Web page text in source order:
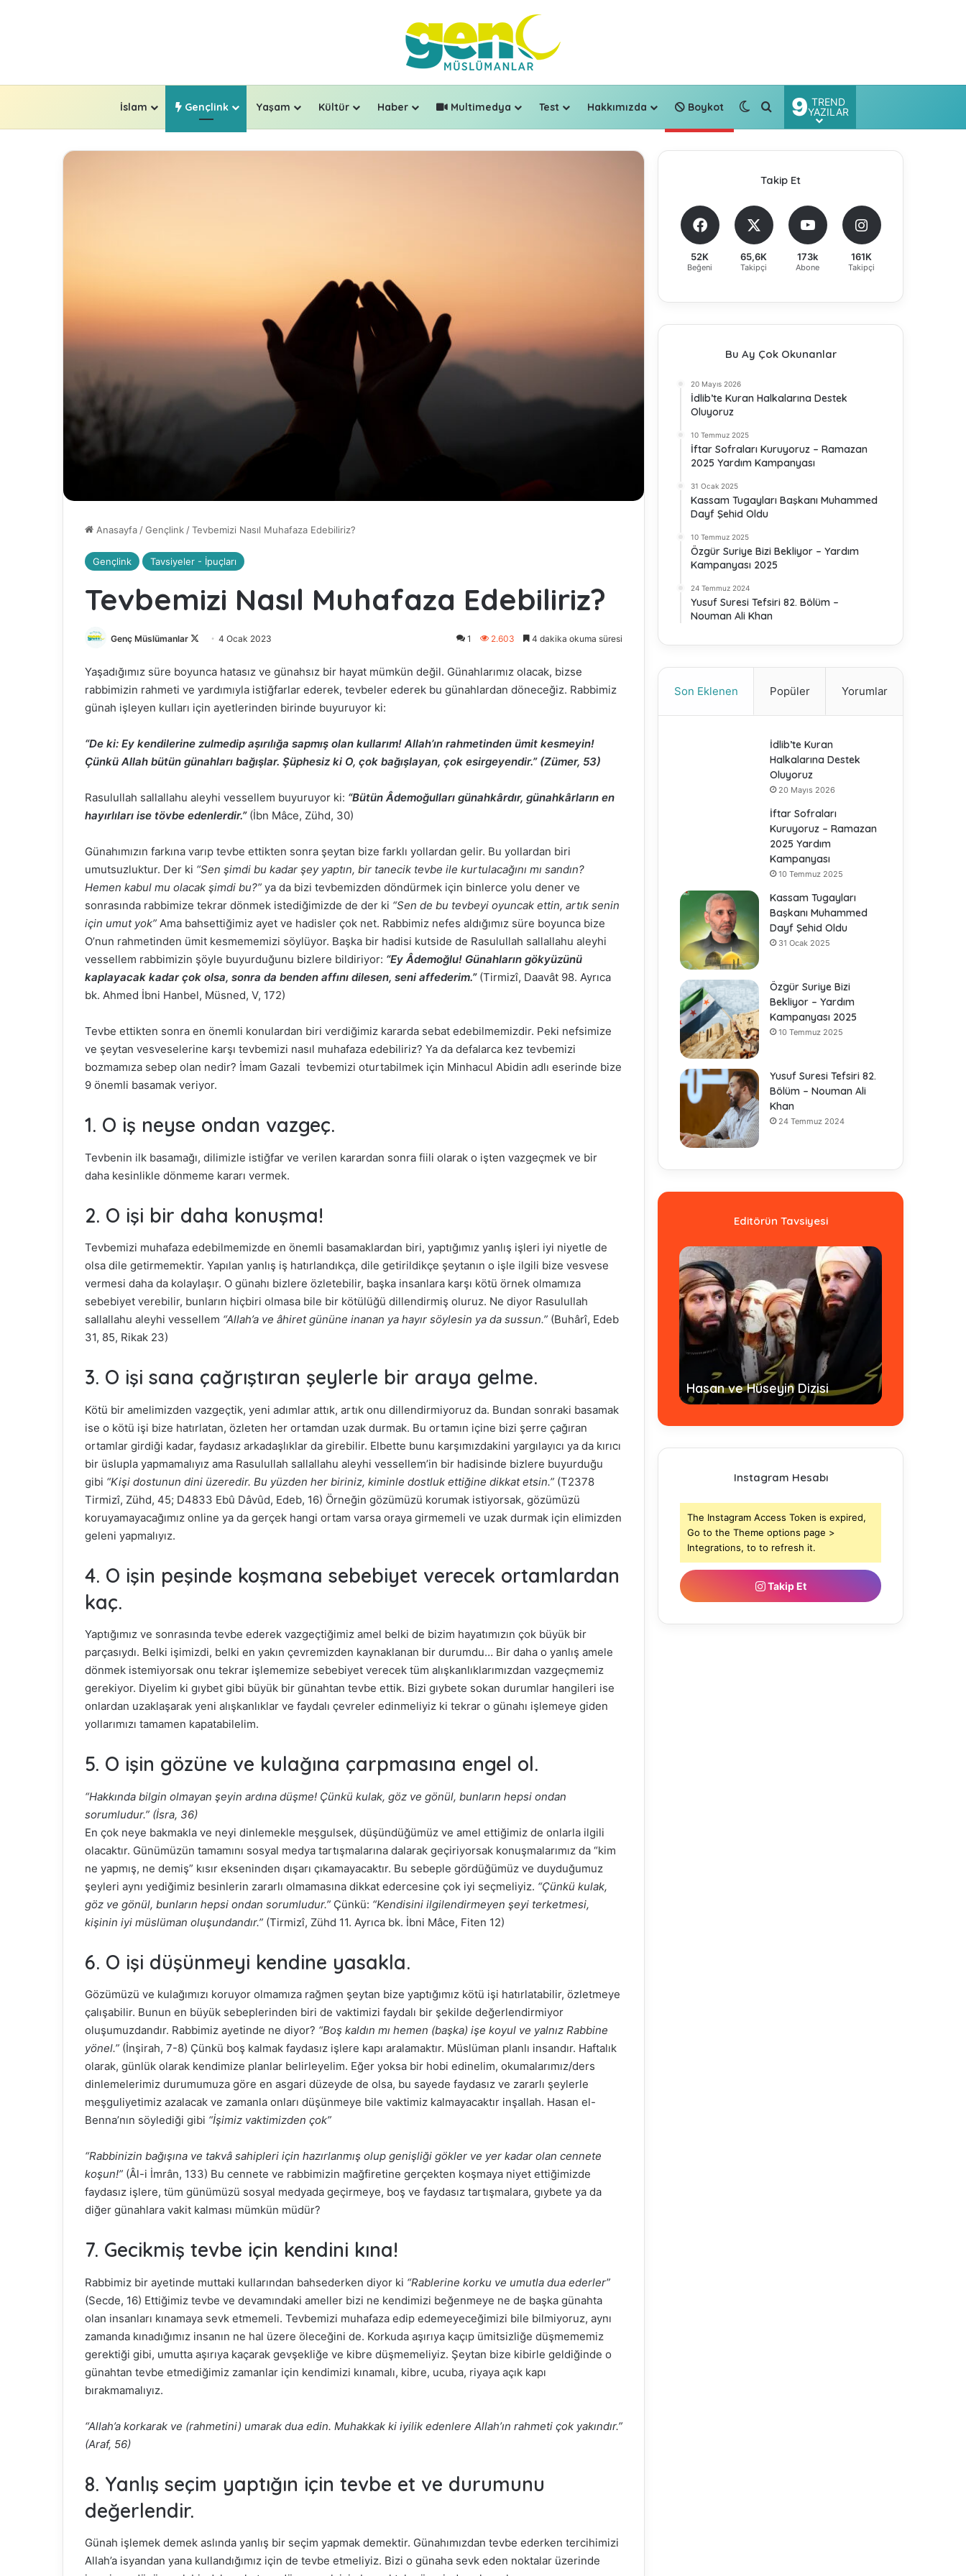
İslam Gençlink Yaşam Kültür Haber Multimedya Test Hakkımızda Boykot Dış görünümü değiştir
Arama yap ...
9 TREND
YAZILAR
Anasayfa /Gençlink /Tevbemizi Nasıl Muhafaza Edebiliriz?
Gençlink Tavsiyeler - İpuçları
Tevbemizi Nasıl Muhafaza Edebiliriz?
Genç Müslümanlar
l
l
o
o
n
4 Ocak 2023 1 2.603 4 dakika okuma süresi
Yaşadığımız süre boyunca hatasız ve günahsız bir hayat mümkün değil. Günahlarımız olacak, bizse
rabbimizin rahmeti ve yardımıyla istiğfarlar ederek, tevbeler ederek bu günahlardan döneceğiz. Rabbimiz
günah işleyen kulları için ayetlerinden birinde buyuruyor ki:
“De ki: Ey kendilerine zulmedip aşırılığa sapmış olan kullarım! Allah’ın rahmetinden ümit kesmeyin!
Çünkü Allah bütün günahları bağışlar. Şüphesiz ki O, çok bağışlayan, çok esirgeyendir.” (Zümer, 53)
Rasulullah sallallahu aleyhi vessellem buyuruyor ki: “Bütün Âdemoğulları günahkârdır, günahkârların en
hayırlıları ise tövbe edenlerdir.” (İbn Mâce, Zühd, 30)
Günahımızın farkına varıp tevbe ettikten sonra şeytan bize farklı yollardan gelir. Bu yollardan biri
umutsuzluktur. Der ki “Sen şimdi bu kadar şey yaptın, bir tanecik tevbe ile kurtulacağını mı sandın?
Hemen kabul mu olacak şimdi bu?” ya da bizi tevbemizden döndürmek için binlerce yolu dener ve
sonrasında rabbimize tekrar dönmek istediğimizde de der ki “Sen de bu tevbeyi oyuncak ettin, artık senin
için umut yok” Ama bahsettiğimiz ayet ve hadisler çok net. Rabbimiz nefes aldığımız süre boyunca bize
O’nun rahmetinden ümit kesmememizi söylüyor. Başka bir hadisi kutside de Rasulullah sallallahu aleyhi
vessellem rabbimizin şöyle buyurduğunu bizlere bildiriyor: “Ey Âdemoğlu! Günahların gökyüzünü
kaplayacak kadar çok olsa, sonra da benden affını dilesen, seni affederim.”(Tirmizî, Daavât 98. Ayrıca
bk. Ahmed İbni Hanbel, Müsned, V, 172)
Tevbe ettikten sonra en önemli konulardan biri verdiğimiz kararda sebat edebilmemizdir. Peki nefsimize
ve şeytan vesveselerine karşı tevbemizi nasıl muhafaza edebiliriz? Ya da defalarca kez tevbemizi
bozmamıza sebep olan nedir? İmam Gazali tevbemizi oturtabilmek için Minhacul Abidin adlı eserinde bize
9 önemli basamak veriyor.
1. O iş neyse ondan vazgeç.
Tevbenin ilk basamağı, dilimizle istiğfar ve verilen karardan sonra fiili olarak o işten vazgeçmek ve bir
daha kesinlikle dönmeme kararı vermek.
2. O işi bir daha konuşma!
Tevbemizi muhafaza edebilmemizde en önemli basamaklardan biri, yaptığımız yanlış işleri iyi niyetle de
olsa dile getirmemektir. Yapılan yanlış iş hatırlandıkça, dile getirildikçe şeytanın o işle ilgili bize vesvese
vermesi daha da kolaylaşır. O günahı bizlere özletebilir, başka insanlara karşı kötü örnek olmamıza
sebebiyet verebilir, bunların hiçbiri olmasa bile bir kötülüğü dillendirmiş oluruz. Ne diyor Rasulullah
sallallahu aleyhi vessellem “Allah’a ve âhiret gününe inanan ya hayır söylesin ya da sussun.” (Buhârî, Edeb
31, 85, Rikak 23)
3. O işi sana çağrıştıran şeylerle bir araya gelme.
Kötü bir amelimizden vazgeçtik, yeni adımlar attık, artık onu dillendirmiyoruz da. Bundan sonraki basamak
ise o kötü işi bize hatırlatan, özleten her ortamdan uzak durmak. Bu ortamın içine bizi şerre çağıran
ortamlar girdiği kadar, faydasız arkadaşlıklar da girebilir. Elbette bunu karşımızdakini yargılayıcı ya da kırıcı
bir üslupla yapmamalıyız ama Rasulullah sallallahu aleyhi vessellem’in bir hadisinde bizlere buyurduğu
gibi “Kişi dostunun dini üzeredir. Bu yüzden her biriniz, kiminle dostluk ettiğine dikkat etsin.” (T2378
Tirmizî, Zühd, 45; D4833 Ebû Dâvûd, Edeb, 16) Örneğin gözümüzü korumak istiyorsak, gözümüzü
koruyamayacağımız online ya da gerçek hangi ortam varsa oraya girmemeli ve uzak durmak için elimizden
geleni yapmalıyız.
4. O işin peşinde koşmana sebebiyet verecek ortamlardan
kaç.
Yaptığımız ve sonrasında tevbe ederek vazgeçtiğimiz amel belki de bizim hayatımızın çok büyük bir
parçasıydı. Belki işimizdi, belki en yakın çevremizden kaynaklanan bir durumdu… Bir daha o yanlış amele
dönmek istemiyorsak onu tekrar işlememize sebebiyet verecek tüm alışkanlıklarımızdan vazgeçmemiz
gerekiyor. Diyelim ki gıybet gibi büyük bir günahtan tevbe ettik. Bizi gıybete sokan durumlar hangileri ise
onlardan uzaklaşarak yeni alışkanlıklar ve faydalı çevreler edinmeliyiz ki tekrar o günahı işlemeye giden
yollarımızı tamamen kapatabilelim.
5. O işin gözüne ve kulağına çarpmasına engel ol.
“Hakkında bilgin olmayan şeyin ardına düşme! Çünkü kulak, göz ve gönül, bunların hepsi ondan
sorumludur.” (İsra, 36)
En çok neye bakmakla ve neyi dinlemekle meşgulsek, düşündüğümüz ve amel ettiğimiz de onlarla ilgili
olacaktır. Günümüzün tamamını sosyal medya tartışmalarına dalarak geçiriyorsak konuşmalarımız da “kim
ne yapmış, ne demiş” kısır ekseninden dışarı çıkamayacaktır. Bu sebeple gördüğümüz ve duyduğumuz
şeyleri aynı yediğimiz besinlerin zararlı olmamasına dikkat edercesine çok iyi seçmeliyiz. “Çünkü kulak,
göz ve gönül, bunların hepsi ondan sorumludur.” Çünkü: “Kendisini ilgilendirmeyen şeyi terketmesi,
kişinin iyi müslüman oluşundandır.” (Tirmizî, Zühd 11. Ayrıca bk. İbni Mâce, Fiten 12)
6. O işi düşünmeyi kendine yasakla.
Gözümüzü ve kulağımızı koruyor olmamıza rağmen şeytan bize yaptığımız kötü işi hatırlatabilir, özletmeye
çalışabilir. Bunun en büyük sebeplerinden biri de vaktimizi faydalı bir şekilde değerlendirmiyor
oluşumuzdandır. Rabbimiz ayetinde ne diyor? “Boş kaldın mı hemen (başka) işe koyul ve yalnız Rabbine
yönel.” (İnşirah, 7-8) Çünkü boş kalmak faydasız işlere kapı aralamaktır. Müslüman planlı insandır. Haftalık
olarak, günlük olarak kendimize planlar belirleyelim. Eğer yoksa bir hobi edinelim, okumalarımız/ders
dinlemelerimiz durumumuza göre en asgari düzeyde de olsa, bu sayede faydasız ve zararlı şeylerle
meşguliyetimiz azalacak ve zamanla onları düşünmeye bile vaktimiz kalmayacaktır inşallah. Hasan el-
Benna’nın söylediği gibi “İşimiz vaktimizden çok”
“Rabbinizin bağışına ve takvâ sahipleri için hazırlanmış olup genişliği gökler ve yer kadar olan cennete
koşun!” (Âl-i İmrân, 133) Bu cennete ve rabbimizin mağfiretine gerçekten koşmaya niyet ettiğimizde
faydasız işlere, tüm günümüzü sosyal medyada geçirmeye, boş ve faydasız tartışmalara, gıybete ya da
diğer günahlara vakit kalması mümkün müdür?
7. Gecikmiş tevbe için kendini kına!
Rabbimiz bir ayetinde muttaki kullarından bahsederken diyor ki “Rablerine korku ve umutla dua ederler”
(Secde, 16) Ettiğimiz tevbe ve devamındaki ameller bizi ne kendimizi beğenmeye ne de başka günahta
olan insanları kınamaya sevk etmemeli. Tevbemizi muhafaza edip edemeyeceğimizi bile bilmiyoruz, aynı
zamanda kınadığımız insanın ne hal üzere öleceğini de. Korkuda aşırıya kaçıp ümitsizliğe düşmememiz
gerektiği gibi, umutta aşırıya kaçarak gevşekliğe ve kibre düşmemeliyiz. Şeytan bize kibirle geldiğinde o
günahtan tevbe etmediğimiz zamanlar için kendimizi kınamalı, kibre, ucuba, riyaya açık kapı
bırakmamalıyız.
“Allah’a korkarak ve (rahmetini) umarak dua edin. Muhakkak ki iyilik edenlere Allah’ın rahmeti çok yakındır.”
(Araf, 56)
8. Yanlış seçim yaptığın için tevbe et ve durumunu
değerlendir.
Günah işlemek demek aslında yanlış bir seçim yapmak demektir. Günahımızdan tevbe ederken tercihimizi
Allah’a isyandan yana kullandığımız için de tevbe etmeliyiz. Bizi o günaha sevk eden noktalar üzerinde
Takip Et
52K
Beğeni
65,6K
Takipçi
173k
Abone
161K
Takipçi
Bu Ay Çok Okunanlar
20 Mayıs 2026
İdlib’te Kuran Halkalarına Destek
Oluyoruz
10 Temmuz 2025
İftar Sofraları Kuruyoruz – Ramazan
2025 Yardım Kampanyası
31 Ocak 2025
Kassam Tugayları Başkanı Muhammed
Dayf Şehid Oldu
10 Temmuz 2025
Özgür Suriye Bizi Bekliyor – Yardım
Kampanyası 2025
24 Temmuz 2024
Yusuf Suresi Tefsiri 82. Bölüm –
Nouman Ali Khan
Son Eklenen Popüler Yorumlar
İdlib’te Kuran
Halkalarına Destek
Oluyoruz
20 Mayıs 2026
İftar Sofraları
Kuruyoruz – Ramazan
2025 Yardım
Kampanyası
10 Temmuz 2025
Kassam Tugayları
Başkanı Muhammed
Dayf Şehid Oldu
31 Ocak 2025
Özgür Suriye Bizi
Bekliyor – Yardım
Kampanyası 2025
10 Temmuz 2025
Yusuf Suresi Tefsiri 82.
Bölüm – Nouman Ali
Khan
24 Temmuz 2024
Editörün Tavsiyesi
buluşturan genç yetenek:
Abdou Salam
Bakara Suresi Tefsiri -
Nouman Ali Khan
Hasan ve Hüseyin Dizisi
Instagram Hesabı
The Instagram Access Token is expired,
Go to the Theme options page >
Integrations, to to refresh it.
Takip Et